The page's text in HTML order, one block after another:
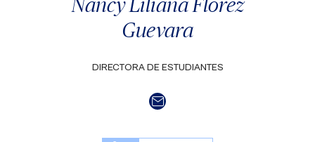
Guevara
DIRECTORA DE ESTUDIANTES